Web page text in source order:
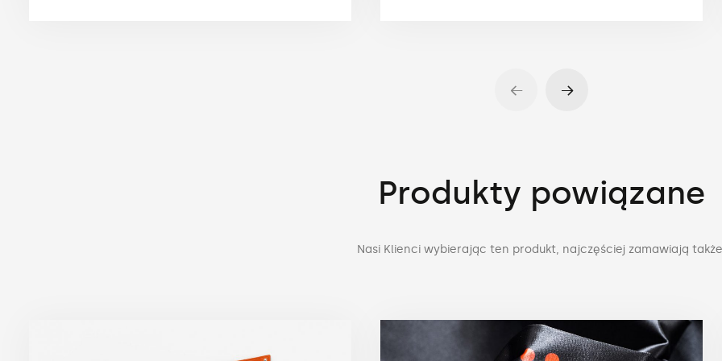
Produkty powiązane
Nasi Klienci wybierając ten produkt, najczęściej zamawiają